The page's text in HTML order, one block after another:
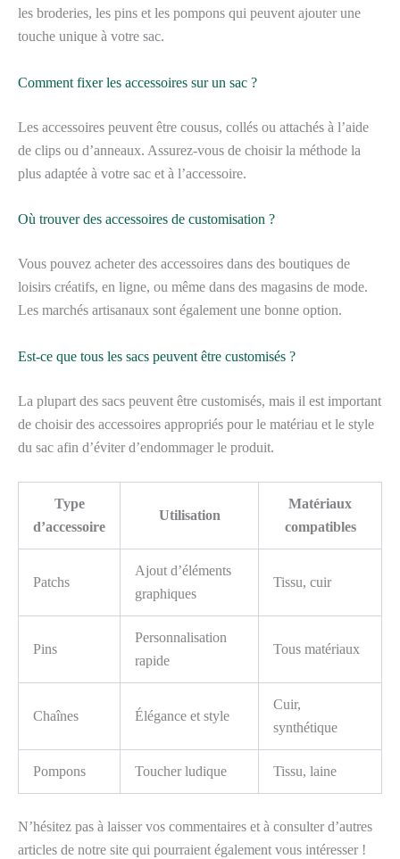
les broderies, les pins et les pompons qui peuvent ajouter une
touche unique à votre sac.
Comment fixer les accessoires sur un sac ?
Les accessoires peuvent être cousus, collés ou attachés à l’aide
de clips ou d’anneaux. Assurez-vous de choisir la méthode la
plus adaptée à votre sac et à l’accessoire.
Où trouver des accessoires de customisation ?
Vous pouvez acheter des accessoires dans des boutiques de
loisirs créatifs, en ligne, ou même dans des magasins de mode.
Les marchés artisanaux sont également une bonne option.
Est-ce que tous les sacs peuvent être customisés ?
La plupart des sacs peuvent être customisés, mais il est important
de choisir des accessoires appropriés pour le matériau et le style
du sac afin d’éviter d’endommager le produit.
Type
d’accessoire
Utilisation
Matériaux
compatibles
Patchs
Ajout d’éléments
graphiques
Tissu, cuir
Pins
Personnalisation
rapide
Tous matériaux
Chaînes Élégance et style
Cuir,
synthétique
Pompons Toucher ludique Tissu, laine
N’hésitez pas à laisser vos commentaires et à consulter d’autres
articles de notre site qui pourraient également vous intéresser !